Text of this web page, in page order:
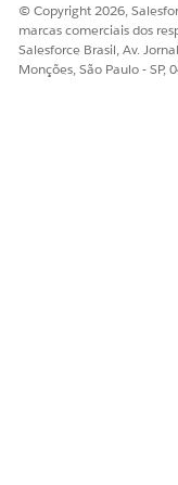
© Copyright 2026,
marcas comerciais dos
Salesforce Brasil, Av.
Monções, São Paulo - SP,